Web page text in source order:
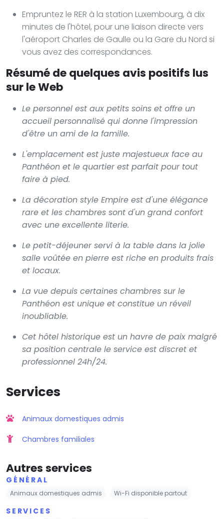
Empruntez le RER à la station Luxembourg, à dix
minutes de l'hôtel, pour une liaison directe vers
l'aéroport Charles de Gaulle ou la Gare du Nord si
vous avez des correspondances.
Résumé de quelques avis positifs lus
sur le Web
Le personnel est aux petits soins et offre un
accueil personnalisé qui donne l'impression
d'être un ami de la famille.
L'emplacement est juste majestueux face au
Panthéon et le quartier est parfait pour tout
faire à pied.
La décoration style Empire est d'une élégance
rare et les chambres sont d'un grand confort
avec une excellente literie.
Le petit-déjeuner servi à la table dans la jolie
salle voûtée en pierre est riche en produits frais
et locaux.
La vue depuis certaines chambres sur le
Panthéon est unique et constitue un réveil
inoubliable.
Cet hôtel historique est un havre de paix malgré
sa position centrale le service est discret et
professionnel 24h/24.
Services
Animaux domestiques admis
Chambres familiales
Autres services
GÉNÉRAL
Animaux domestiques admis Wi-Fi disponible partout
SERVICES